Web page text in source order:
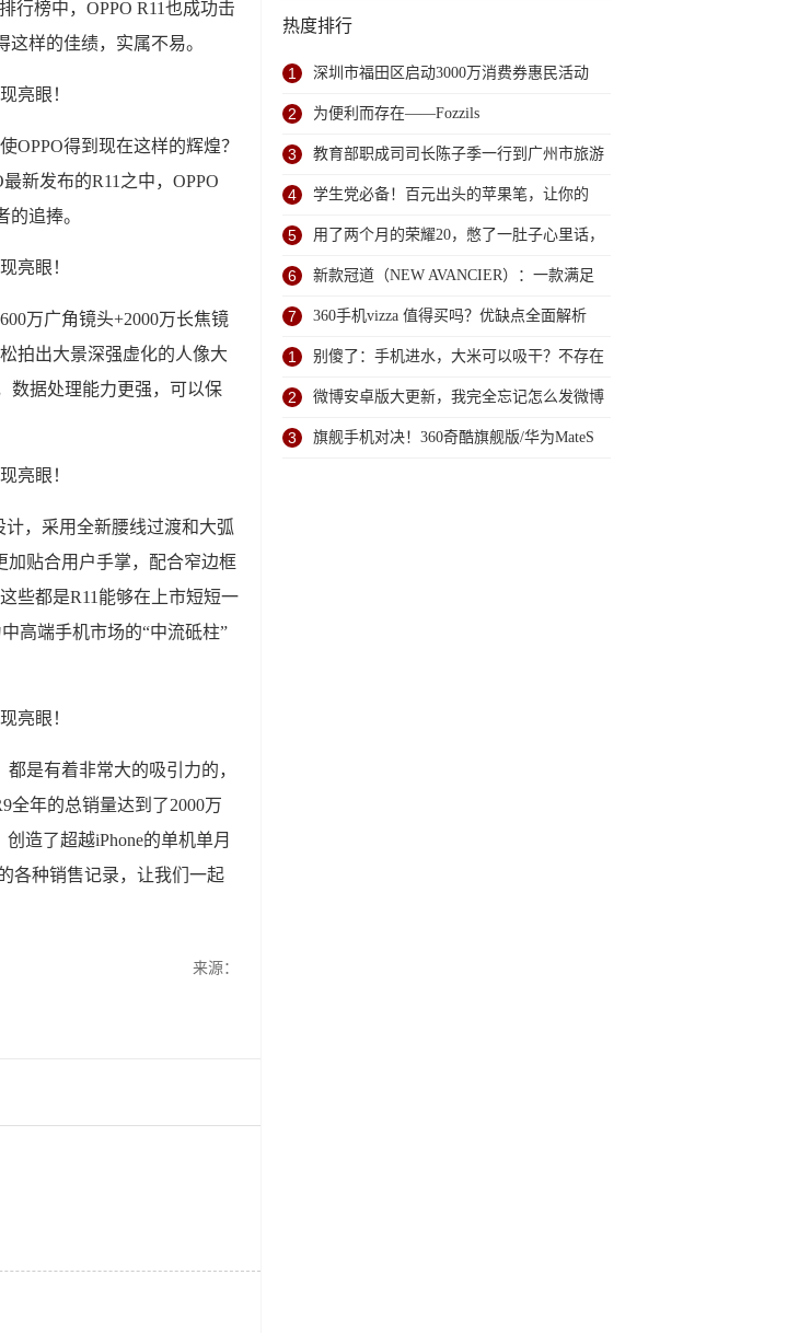
行榜中，OPPO R11也成功击
样的佳绩，实属不易。
OPPO得到现在这样的辉煌？
新发布的R11之中，OPPO
追捧。
万广角镜头+2000万长焦镜
拍出大景深强虚化的人像大
数据处理能力更强，可以保
计，采用全新腰线过渡和大弧
加贴合用户手掌，配合窄边框
些都是R11能够在上市短短一
高端手机市场的“中流砥柱”
是有着非常大的吸引力的，
全年的总销量达到了2000万
造了超越iPhone的单机单月
各种销售记录，让我们一起
来源：
热度排行
1 深圳市福田区启动3000万消费券惠民活动
2 为便利而存在——Fozzils
3 教育部职成司司长陈子季一行到广州市旅游
商务职业学校考察调研
4 学生党必备！百元出头的苹果笔，让你的
iPad成为学习神器
5 用了两个月的荣耀20，憋了一肚子心里话，
今天终于一吐为快
6 新款冠道（NEW AVANCIER）：一款满足
任何苛刻要求的SUV
7 360手机vizza 值得买吗？优缺点全面解析
1 别傻了：手机进水，大米可以吸干？不存在
的！
2 微博安卓版大更新，我完全忘记怎么发微博
了
3 旗舰手机对决！360奇酷旗舰版/华为MateS